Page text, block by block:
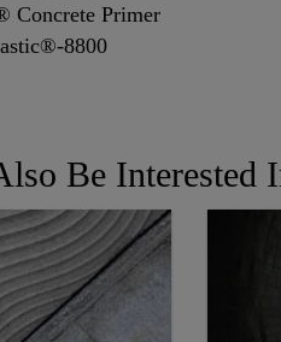
Concrete Primer
8800
Be Interested